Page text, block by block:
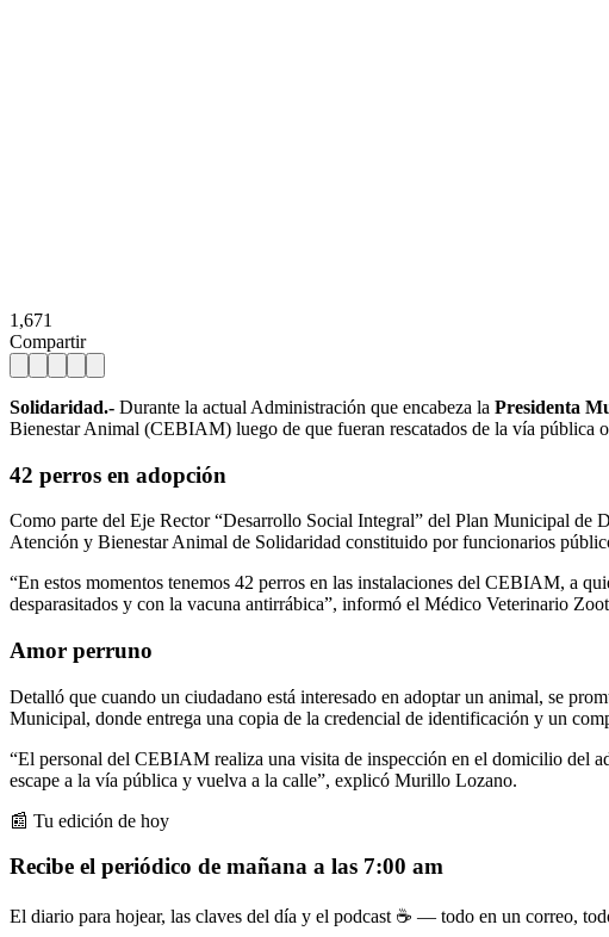
1,671
Compartir
Solidaridad.- Durante la actual Administración que encabeza la Presidenta
Bienestar Animal (CEBIAM) luego de que fueran rescatados de la vía
42 perros en adopción
Como parte del Eje Rector “Desarrollo Social Integral” del Plan Municipal de
Atención y Bienestar Animal de Solidaridad constituido por funcionarios
“En estos momentos tenemos 42 perros en las instalaciones del CEBIAM, a
desparasitados y con la vacuna antirrábica”, informó el Médico Veterinario
Amor perruno
Detalló que cuando un ciudadano está interesado en adoptar un animal, se
Municipal, donde entrega una copia de la credencial de identificación y un
“El personal del CEBIAM realiza una visita de inspección en el domicilio del
escape a la vía pública y vuelva a la calle”, explicó Murillo Lozano.
📰 Tu edición de hoy
Recibe el periódico de mañana a las 7:00 am
El diario para hojear, las claves del día y el podcast ☕ — todo en un correo,